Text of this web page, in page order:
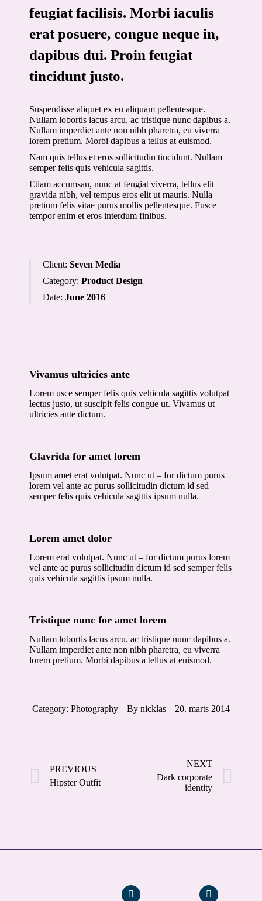
feugiat facilisis. Morbi iaculis
erat posuere, congue neque in,
dapibus dui. Proin feugiat
tincidunt justo.
Suspendisse aliquet ex eu aliquam pellentesque.
Nullam lobortis lacus arcu, ac tristique nunc dapibus a.
Nullam imperdiet ante non nibh pharetra, eu viverra
lorem pretium. Morbi dapibus a tellus at euismod.
Nam quis tellus et eros sollicitudin tincidunt. Nullam
semper felis quis vehicula sagittis.
Etiam accumsan, nunc at feugiat viverra, tellus elit
gravida nibh, vel tempus eros elit ut mauris. Nulla
pretium felis vitae purus mollis pellentesque. Fusce
tempor enim et eros interdum finibus.
Client: Seven Media
Category: Product Design
Date: June 2016
Vivamus ultricies ante
Lorem usce semper felis quis vehicula sagittis volutpat
lectus justo, ut suscipit felis congue ut. Vivamus ut
ultricies ante dictum.
Glavrida for amet lorem
Ipsum amet erat volutpat. Nunc ut – for dictum purus
lorem vel ante ac purus sollicitudin dictum id sed
semper felis quis vehicula sagittis ipsum nulla.
Lorem amet dolor
Lorem erat volutpat. Nunc ut – for dictum purus lorem
vel ante ac purus sollicitudin dictum id sed semper felis
quis vehicula sagittis ipsum nulla.
Tristique nunc for amet lorem
Nullam lobortis lacus arcu, ac tristique nunc dapibus a.
Nullam imperdiet ante non nibh pharetra, eu viverra
lorem pretium. Morbi dapibus a tellus at euismod.
Category: Photography By nicklas 20. marts 2014
PREVIOUS
Previous
project:
Hipster Outfit
NEXT
Next
Dark corporate
identity